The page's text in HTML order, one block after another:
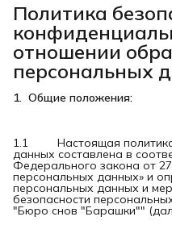
Политика
отношении
персональных
1.  Общие положения:
1.1 Настоящая политика
данных составлена в
Федерального закона от
персональных данных» и
персональных данных и
безопасности
"Бюро снов "Барашки""